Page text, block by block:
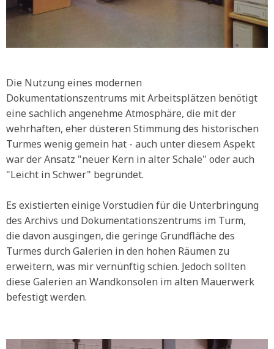
Die Nutzung eines modernen
Dokumentationszentrums mit Arbeitsplätzen benötigt
eine sachlich angenehme Atmosphäre, die mit der
wehrhaften, eher düsteren Stimmung des historischen
Turmes wenig gemein hat - auch unter diesem Aspekt
war der Ansatz "neuer Kern in alter Schale" oder auch
"Leicht in Schwer" begründet.
Es existierten einige Vorstudien für die Unterbringung
des Archivs und Dokumentationszentrums im Turm,
die davon ausgingen, die geringe Grundfläche des
Turmes durch Galerien in den hohen Räumen zu
erweitern, was mir vernünftig schien. Jedoch sollten
diese Galerien an Wandkonsolen im alten Mauerwerk
befestigt werden.